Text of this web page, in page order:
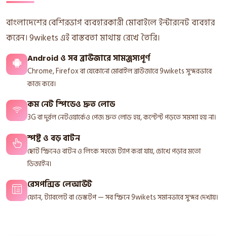
বাংলাদেশের বেশিরভাগ ব্যবহারকারী মোবাইলে ইন্টারনেট ব্যবহার
করেন। 9wikets এই বাস্তবতা মাথায় রেখে তৈরি।
Android ও সব ব্রাউজারে সামঞ্জস্যপূর্ণ
Chrome, Firefox বা যেকোনো মোবাইল ব্রাউজারে 9wikets সুন্দরভাবে
কাজ করে।
কম নেট স্পিডেও দ্রুত লোড
3G বা দুর্বল নেটওয়ার্কেও পেজ দ্রুত লোড হয়, কন্টেন্ট পড়তে সমস্যা হয় না।
স্পষ্ট ও বড় বাটন
ছোট স্ক্রিনেও বাটন ও লিংক সহজে ট্যাপ করা যায়, চোখে পড়ার মতো
ডিজাইন।
রেসপন্সিভ লেআউট
ফোন, ট্যাবলেট বা ডেস্কটপ — সব স্ক্রিনে 9wikets সমানভাবে সুন্দর দেখায়।